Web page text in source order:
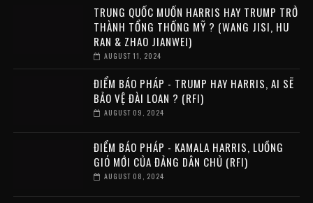
TRUNG QUỐC MUỐN HARRIS HAY TRUMP TRỞ
THÀNH TỔNG THỐNG MỸ ? (WANG JISI, HU
RAN & ZHAO JIANWEI)
AUGUST 11, 2024
ĐIỂM BÁO PHÁP - TRUMP HAY HARRIS, AI SẼ
BẢO VỆ ĐÀI LOAN ? (RFI)
AUGUST 09, 2024
ĐIỂM BÁO PHÁP - KAMALA HARRIS, LUỒNG
GIÓ MỚI CỦA ĐẢNG DÂN CHỦ (RFI)
AUGUST 08, 2024